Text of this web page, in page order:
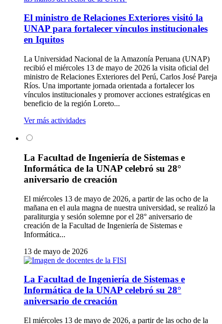
El ministro de Relaciones Exteriores visitó la
UNAP para fortalecer vínculos institucionales
en Iquitos
La Universidad Nacional de la Amazonía Peruana (UNAP)
recibió el miércoles 13 de mayo de 2026 la visita oficial del
ministro de Relaciones Exteriores del Perú, Carlos José Pareja
Ríos. Una importante jornada orientada a fortalecer los
vínculos institucionales y promover acciones estratégicas en
beneficio de la región Loreto...
Ver más actividades
La Facultad de Ingeniería de Sistemas e
Informática de la UNAP celebró su 28°
aniversario de creación
El miércoles 13 de mayo de 2026, a partir de las ocho de la
mañana en el aula magna de nuestra universidad, se realizó la
paraliturgia y sesión solemne por el 28° aniversario de
creación de la Facultad de Ingeniería de Sistemas e
Informática...
13 de mayo de 2026
La Facultad de Ingeniería de Sistemas e
Informática de la UNAP celebró su 28°
aniversario de creación
El miércoles 13 de mayo de 2026, a partir de las ocho de la